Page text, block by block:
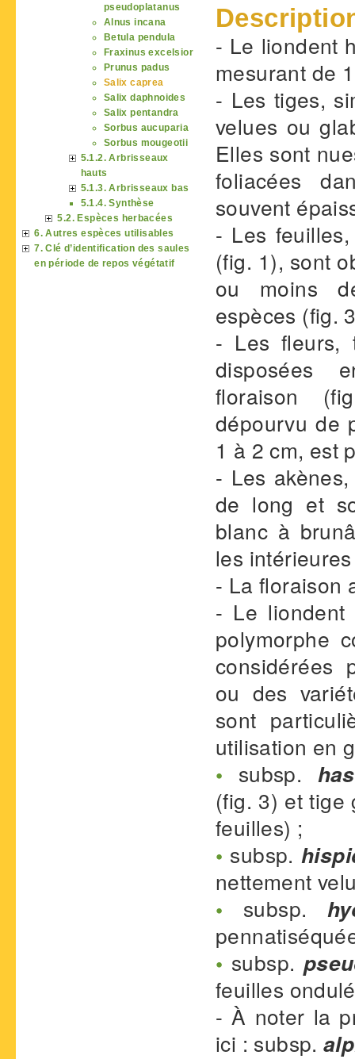
- Le liondent
mesurant de
- Les tiges,
velues ou
Elles sont
foliacées
souvent
- Les
(fig. 1), sont
ou moins
espèces (fig.
- Les fleurs,
disposées
floraison
dépourvu de
1 à 2 cm, est
- Les
de long et
blanc à
les
- La floraison
- Le liondent
polymorphe
considérées
ou des
sont
utilisation en
• subsp.
(fig. 3) et tige
feuilles) ;
• subsp.
nettement
• subsp.
• subsp.
feuilles
- À noter la
ici : subsp.
pseudoplatanus
Alnus incana
Betula pendula
Fraxinus excelsior
Prunus padus
Salix caprea
Salix daphnoides
Salix pentandra
Sorbus aucuparia
Sorbus mougeotii
5.1.2. Arbrisseaux
hauts
5.1.3. Arbrisseaux bas
5.1.4. Synthèse
5.2. Espèces herbacées
6. Autres espèces utilisables
7. Clé d’identification des saules
en période de repos végétatif